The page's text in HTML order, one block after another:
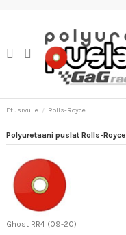
Etusivulle Rolls-Royce
Polyuretaani puslat Rolls-Royce
Ghost RR4 (09-20)